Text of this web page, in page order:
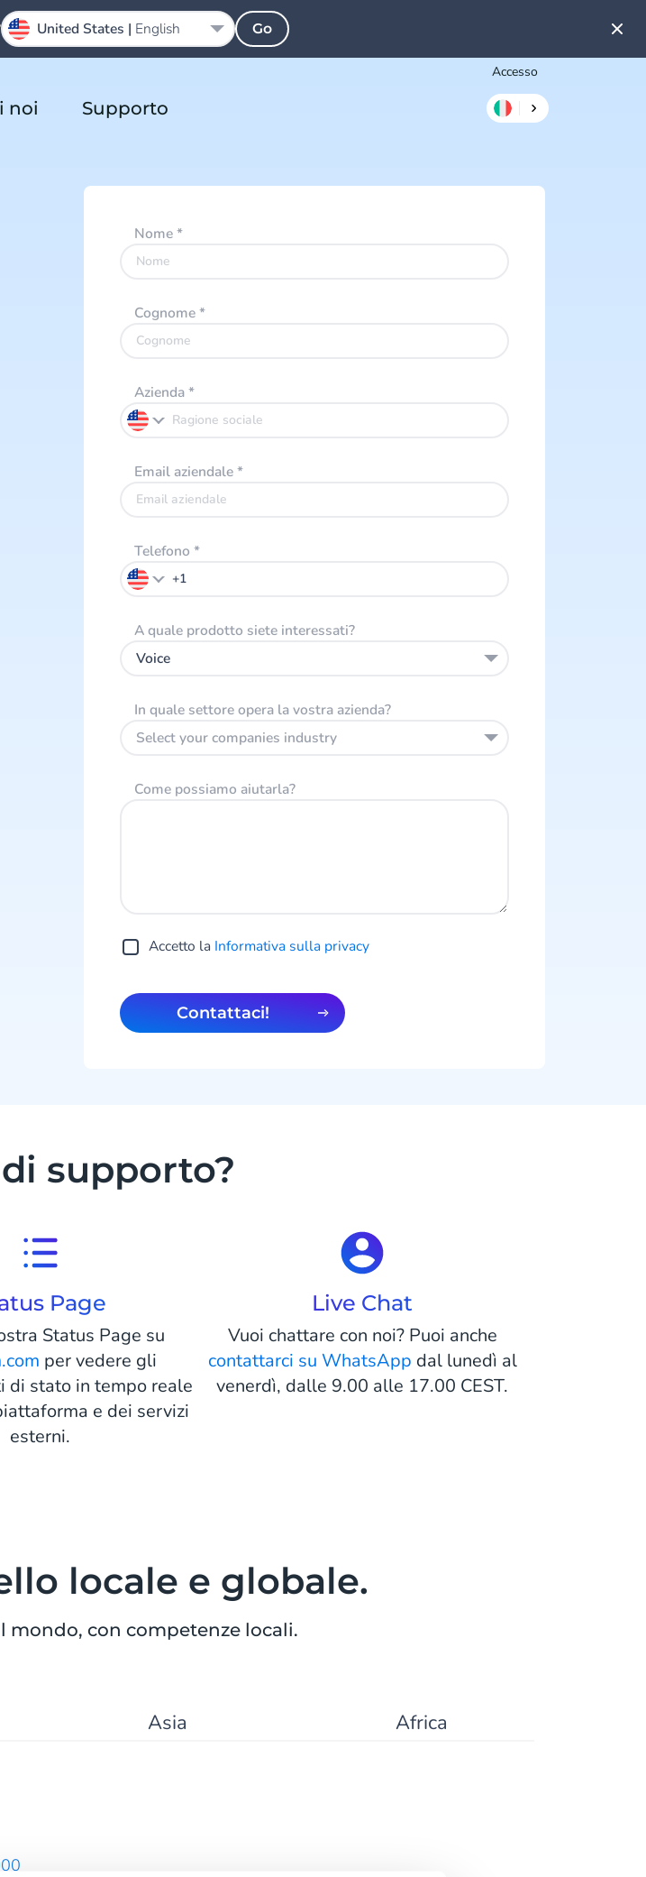
Accesso
noi Supporto
Nome*
Cognome*
Azienda*
Email aziendale*
Telefono *
A quale prodotto siete interessati?
Voice
In quale settore opera la vostra azienda?
Select your companies industry
Come possiamo aiutarla?
Accetto la Informativa sulla privacy
Contattaci!
supporto?
Page
Status Page su
per vedere gli
di stato in tempo reale
e dei servizi
esterni.
Live Chat
Vuoi chattare con noi? Puoi anche
contattarci su WhatsApp dal lunedì al
venerdì, dalle 9.00 alle 17.00 CEST.
locale e globale.
con competenze locali.
Asia Africa
United States | English Go